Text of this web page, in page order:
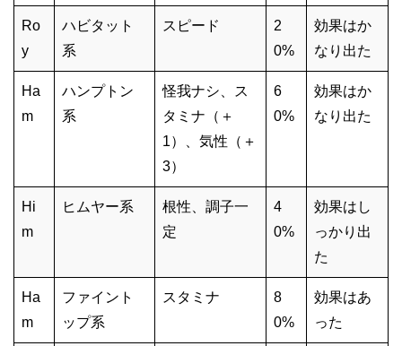
Ro
y
ハビタット
系
スピード
2
0%
効果はか
なり出た
Ha
m
ハンプトン
系
怪我ナシ、ス
タミナ（＋
1）、気性（＋
3）
6
0%
効果はか
なり出た
Hi
m
ヒムヤー系
根性、調子一
定
4
0%
効果はし
っかり出
た
Ha
m
ファイント
ップ系
スタミナ
8
0%
効果はあ
った